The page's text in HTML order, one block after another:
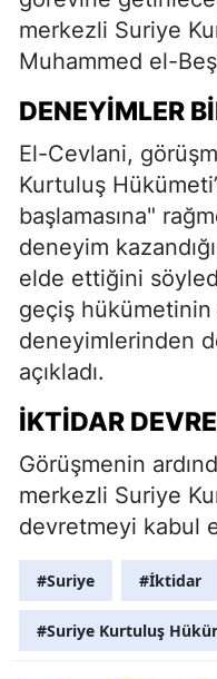
merkezli Suriye
Muhammed el-
DENEYIMLER
El-Cevlani,
Kurtuluş
başlamasına"
deneyim
elde ettiğini
geçiş
deneyimlerinden
açıkladı.
İKTIDAR
Görüşmenin
merkezli Suriye
devretmeyi kabul
#Suriye #İktidar
#Suriye Kurtuluş